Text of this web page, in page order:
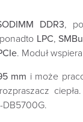
DDR3,
LPC,
. Moduł
mm i może
DB5700G.